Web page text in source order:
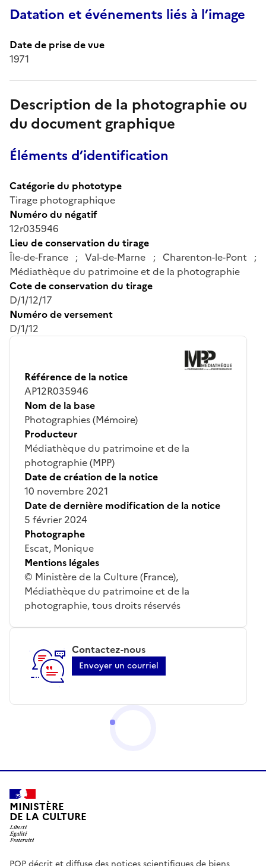
Datation et événements liés à l’image
Date de prise de vue
1971
Description de la photographie ou
du document graphique
Éléments d’identification
Catégorie du phototype
Tirage photographique
Numéro du négatif
12r035946
Lieu de conservation du tirage
Île-de-France ; Val-de-Marne ; Charenton-le-Pont ;
Médiathèque du patrimoine et de la photographie
Cote de conservation du tirage
D/1/12/17
Numéro de versement
D/1/12
Référence de la notice
AP12R035946
Nom de la base
Photographies (Mémoire)
Producteur
Médiathèque du patrimoine et de la
photographie (MPP)
Date de création de la notice
10 novembre 2021
Date de dernière modification de la notice
5 février 2024
Photographe
Escat, Monique
Mentions légales
© Ministère de la Culture (France),
Médiathèque du patrimoine et de la
photographie, tous droits réservés
Contactez-nous
Envoyer un courriel
MINISTÈRE
DE LA CULTURE